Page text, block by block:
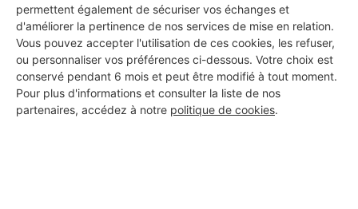
permettent également de sécuriser vos échanges et
d'améliorer la pertinence de nos services de mise en relation.
Vous pouvez accepter l'utilisation de ces cookies, les refuser,
ou personnaliser vos préférences ci-dessous. Votre choix est
conservé pendant 6 mois et peut être modifié à tout moment.
Pour plus d'informations et consulter la liste de nos
partenaires, accédez à notre politique de cookies.
Voir sa fiche
JOEDI TRAVAUX SAS
Lingolsheim